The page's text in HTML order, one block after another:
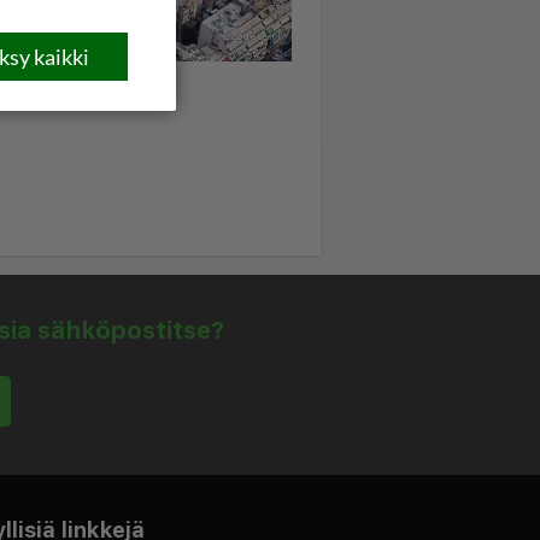
sähköpostitse?
linkkejä
kaikki